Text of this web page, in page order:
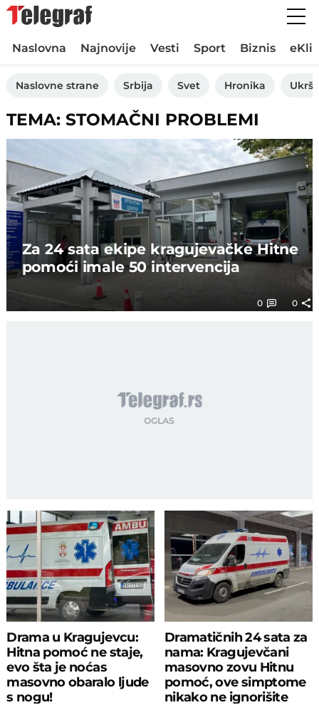
Naslovna Najnovije Vesti Sport Biznis
Naslovne strane Srbija Svet Hronika
TEMA: STOMAČNI PROBLEMI
Za 24 sata ekipe kragujevačke Hitne
pomoći imale 50 intervencija
0 0
Drama u Kragujevcu:
Hitna pomoć ne staje,
evo šta je noćas
masovno obaralo ljude
s nogu!
Dramatičnih 24 sata za
nama: Kragujevčani
masovno zovu Hitnu
pomoć, ove simptome
nikako ne ignorišite